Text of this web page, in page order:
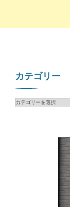
カテゴリー
カ